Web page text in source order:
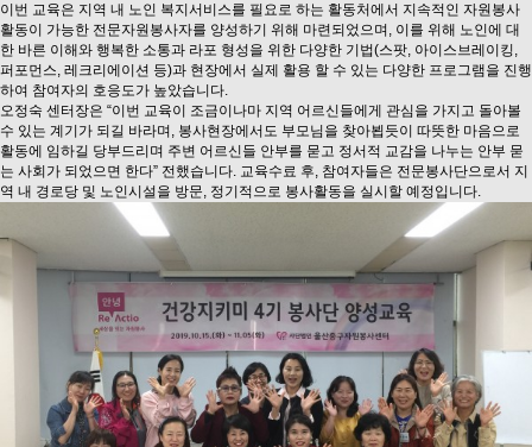
이번 교육은 지역 내 노인 복지서비스를 필요로 하는 활동처에서 지속적인 자원봉사
활동이 가능한 전문자원봉사자를 양성하기 위해 마련되었으며, 이를 위해 노인에 대
한 바른 이해와 행복한 소통과 라포 형성을 위한 다양한 기법(스팟, 아이스브레이킹,
퍼포먼스, 레크리에이션 등)과 현장에서 실제 활용 할 수 있는 다양한 프로그램을 진행
하여 참여자의 호응도가 높았습니다.
오정숙 센터장은 “이번 교육이 조금이나마 지역 어르신들에게 관심을 가지고 돌아볼
수 있는 계기가 되길 바라며, 봉사현장에서도 부모님을 찾아뵙듯이 따뜻한 마음으로
활동에 임하길 당부드리며 주변 어르신들 안부를 묻고 정서적 교감을 나누는 안부 묻
는 사회가 되었으면 한다” 전했습니다. 교육수료 후, 참여자들은 전문봉사단으로서 지
역 내 경로당 및 노인시설을 방문, 정기적으로 봉사활동을 실시할 예정입니다.